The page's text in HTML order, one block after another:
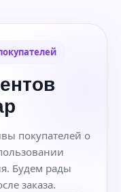
покупателей о
Будем рады
заказа.